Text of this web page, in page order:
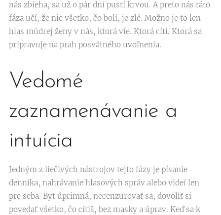
nás zbieha, sa už o pár dní pustí krvou. A preto nás táto
fáza učí, že nie všetko, čo bolí, je zlé. Možno je to len
hlas múdrej ženy v nás, ktorá vie. Ktorá cíti. Ktorá sa
pripravuje na prah posvätného uvoľnenia.
Vedomé
zaznamenávanie a
intuícia
Jedným z liečivých nástrojov tejto fázy je písanie
denníka, nahrávanie hlasových správ alebo videí len
pre seba. Byť úprimná, necenzurovať sa, dovoliť si
povedať všetko, čo cítiš, bez masky a úprav. Keď sa k